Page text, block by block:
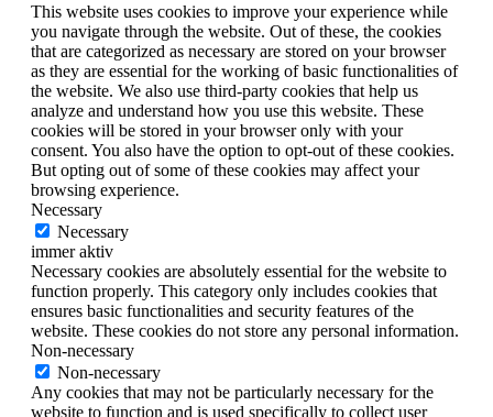
This website uses cookies to improve your experience while
you navigate through the website. Out of these, the cookies
that are categorized as necessary are stored on your browser
as they are essential for the working of basic functionalities of
the website. We also use third-party cookies that help us
analyze and understand how you use this website. These
cookies will be stored in your browser only with your
consent. You also have the option to opt-out of these cookies.
But opting out of some of these cookies may affect your
browsing experience.
Necessary
Necessary
immer aktiv
Necessary cookies are absolutely essential for the website to
function properly. This category only includes cookies that
ensures basic functionalities and security features of the
website. These cookies do not store any personal information.
Non-necessary
Non-necessary
Any cookies that may not be particularly necessary for the
website to function and is used specifically to collect user